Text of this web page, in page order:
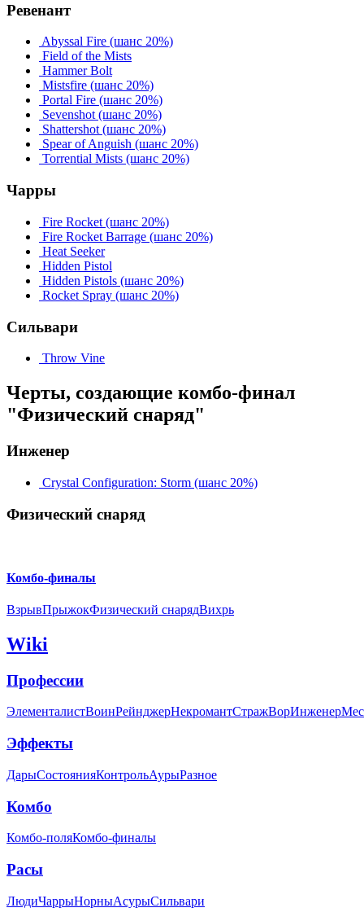
Ревенант
Abyssal Fire (шанс 20%)
Field of the Mists
Hammer Bolt
Mistsfire (шанс 20%)
Portal Fire (шанс 20%)
Sevenshot(шанс 20%)
Shattershot(шанс 20%)
Spear of Anguish (шанс 20%)
Torrential Mists (шанс 20%)
Чарры
Fire Rocket (шанс 20%)
Fire Rocket Barrage (шанс 20%)
Heat Seeker
Hidden Pistol
Hidden Pistols (шанс 20%)
Rocket Spray (шанс 20%)
Сильвари
Throw Vine
Черты, создающие комбо-финал
"Физический снаряд"
Инженер
Crystal Configuration: Storm (шанс 20%)
Физический снаряд
Комбо-финалы
ВзрывПрыжокФизический снарядВихрь
Wiki
Профессии
ЭлементалистВоинРейнджерНекромантСтражВорИнженер
Эффекты
ДарыСостоянияКонтрольАурыРазное
Комбо
Комбо-поляКомбо-финалы
Расы
ЛюдиЧаррыНорныАсурыСильвари